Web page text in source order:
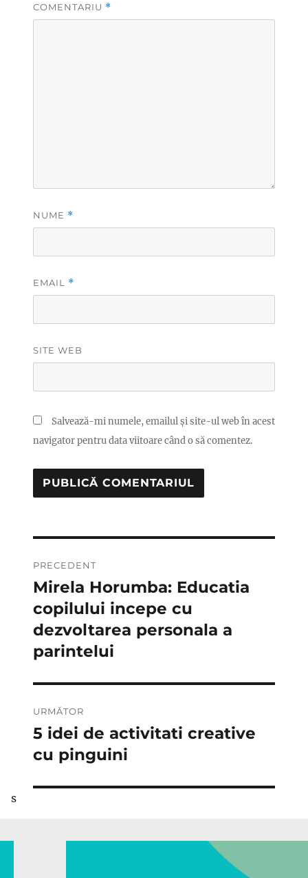
COMENTARIU *
NUME *
EMAIL *
SITE WEB
Salvează-mi numele, emailul și site-ul web în acest
navigator pentru data viitoare când o să comentez.
în
articole
PRECEDENT
Articolul
anterior:
Mirela Horumba: Educatia
copilului incepe cu
dezvoltarea personala a
parintelui
URMĂTOR
Articolul
următor:
5 idei de activitati creative
cu pinguini
s